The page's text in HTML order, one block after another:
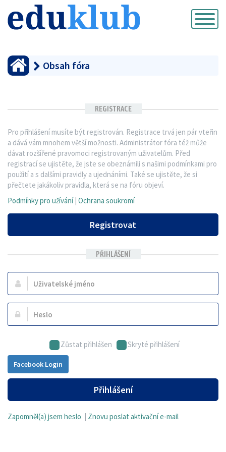
Přepnout
navigaci
Obsah fóra
REGISTRACE
Pro přihlášení musíte být registrován. Registrace trvá jen pár vteřin
a dává vám mnohem větší možnosti. Administrátor fóra též může
dávat rozšířené pravomoci registrovaným uživatelům. Před
registrací se ujistěte, že jste se obeznámili s našimi podmínkami pro
použití a s dalšími pravidly a ujednáními. Také se ujistěte, že si
přečtete jakákoliv pravidla, která se na fóru objeví.
Podmínky pro užívání| Ochrana soukromí
Registrovat
PŘIHLÁŠENÍ
Uživatelské
jméno:
Heslo:
Zůstat přihlášen Skryté přihlášení
Facebook Login
Přihlášení
Zapomněl(a) jsem heslo Znovu poslat aktivační e-mail